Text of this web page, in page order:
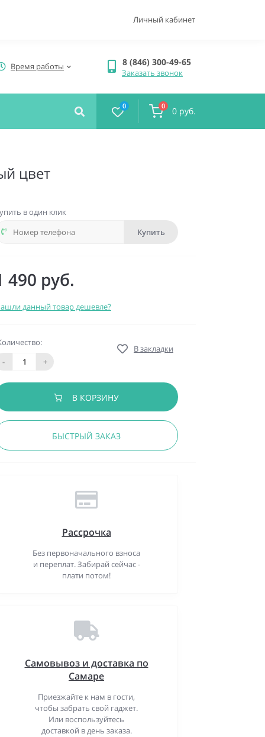
Личный кабинет
Время работы 8 (846) 300-49-65
Заказать звонок
0 0 0 руб.
цвет
в один клик
Купить
490 руб.
данный товар дешевле?
-
+
В закладки
В КОРЗИНУ
БЫСТРЫЙ ЗАКАЗ
Рассрочка
Без первоначального взноса
и переплат. Забирай сейчас -
плати потом!
Самовывоз и доставка по
Самаре
Приезжайте к нам в гости,
чтобы забрать свой гаджет.
Или воспользуйтесь
доставкой в день заказа.